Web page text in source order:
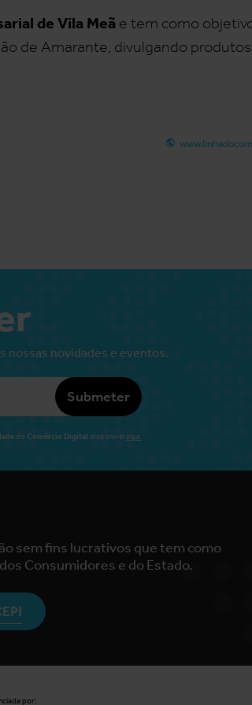
de Vila Meã e tem como
de Amarante, divulgando
nossas novidades e eventos.
Submeter
do Comércio Digital disponívelaqui.
sem fins lucrativos que tem como
Consumidores e do Estado.
por: